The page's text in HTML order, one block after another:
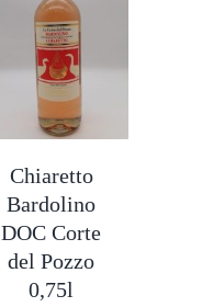
Chiaretto
Bardolino
DOC Corte
del Pozzo
0,75l